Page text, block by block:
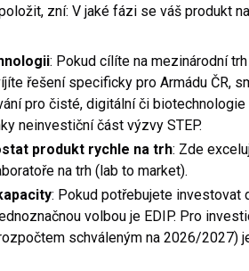
zní: V jaké fázi se váš produkt
: Pokud cílíte na mezinárodní
řešení specificky pro Armádu ČR,
pro čisté, digitální či
neinvestiční část výzvy STEP.
produkt rychle na trh: Zde
na trh (lab to market).
: Pokud potřebujete investovat
volbou je EDIP. Pro
schváleným na 2026/2027)